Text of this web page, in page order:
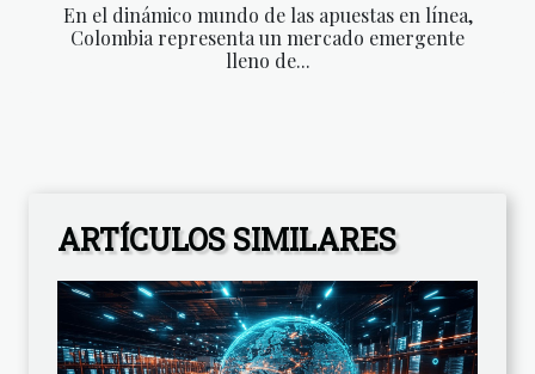
En el dinámico mundo de las apuestas en línea,
Colombia representa un mercado emergente
lleno de...
ARTÍCULOS SIMILARES